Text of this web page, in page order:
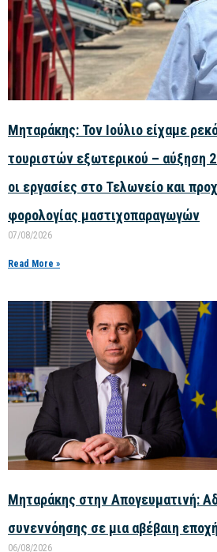
Μηταράκης: Τον Ιούλιο είχαμε
τουριστών εξωτερικού – αύξηση
οι εργασίες στο Τελωνείο και
φορολογίας μαστιχοπαραγωγών
07/08/2026
Read More »
Μηταράκης στην Απογευματινή:
συνεννόησης σε μια αβέβαιη εποχή
06/08/2026